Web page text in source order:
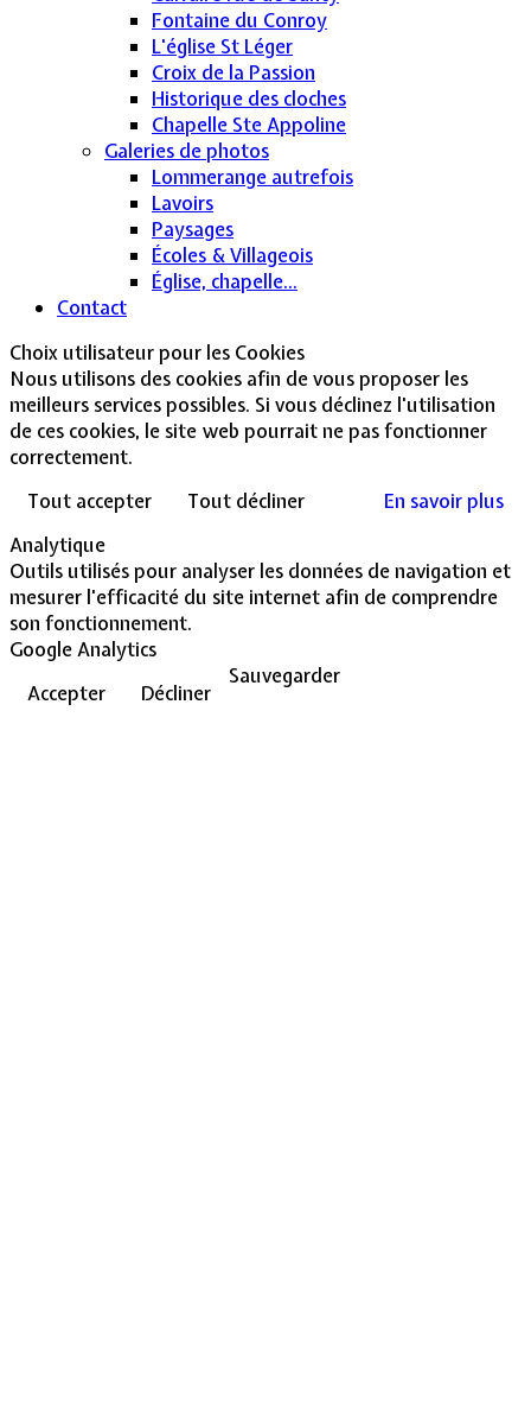
Fontaine du Conroy
L'église St Léger
Croix de la Passion
Historique des cloches
Chapelle Ste Appoline
Galeries de photos
Lommerange autrefois
Lavoirs
Paysages
Écoles & Villageois
Église, chapelle...
Contact
Choix utilisateur pour les Cookies
Nous utilisons des cookies afin de vous proposer les
meilleurs services possibles. Si vous déclinez l'utilisation
de ces cookies, le site web pourrait ne pas fonctionner
correctement.
Tout accepter
Tout décliner
En savoir plus
Analytique
Outils utilisés pour analyser les données de navigation et
mesurer l'efficacité du site internet afin de comprendre
son fonctionnement.
Google Analytics
Accepter
Décliner
Sauvegarder